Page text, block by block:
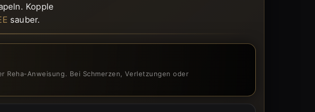
Kopple
sauber.
Reha-Anweisung. Bei Schmerzen, Verletzungen oder